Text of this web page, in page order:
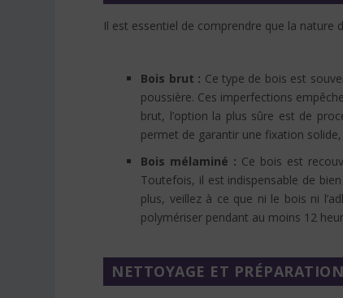
Il est essentiel de comprendre que la
Bois brut : Ce type de bois est
poussière. Ces imperfections
brut, l’option la plus sûre est de
permet de garantir une fixation
Bois mélaminé : Ce bois est
Toutefois, il est indispensable de
plus, veillez à ce que ni le bois ni
polymériser pendant au moins 12
NETTOYAGE ET